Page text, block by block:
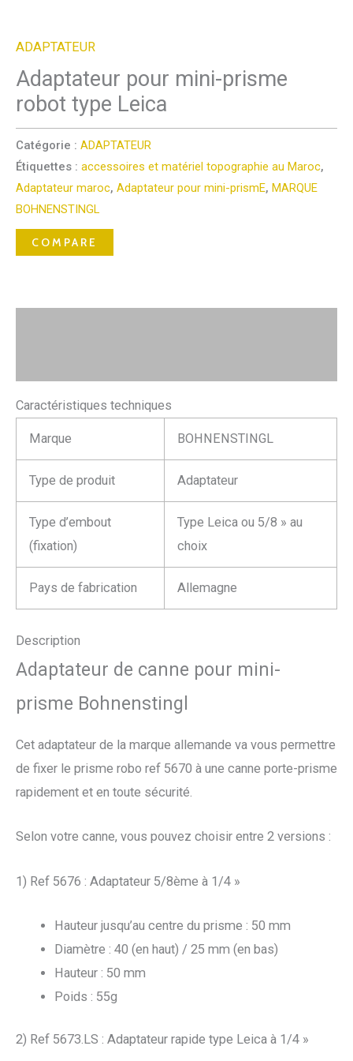
ADAPTATEUR
Adaptateur pour mini-prisme
robot type Leica
Catégorie : ADAPTATEUR
Étiquettes : accessoires et matériel topographie au Maroc,
Adaptateur maroc, Adaptateur pour mini-prismE, MARQUE
BOHNENSTINGL
COMPARE
Caractéristiques techniques
Marque BOHNENSTINGL
Type de produit Adaptateur
Type d’embout
(fixation)
Type Leica ou 5/8 » au
choix
Pays de fabrication Allemagne
Description
Adaptateur de canne pour mini-
prisme Bohnenstingl
Cet adaptateur de la marque allemande va vous permettre
de fixer le prisme robo ref 5670 à une canne porte-prisme
rapidement et en toute sécurité.
Selon votre canne, vous pouvez choisir entre 2 versions :
1) Ref 5676 : Adaptateur 5/8ème à 1/4 »
Hauteur jusqu’au centre du prisme : 50 mm
Diamètre : 40 (en haut) / 25 mm (en bas)
Hauteur : 50 mm
Poids : 55g
2) Ref 5673.LS : Adaptateur rapide type Leica à 1/4 »